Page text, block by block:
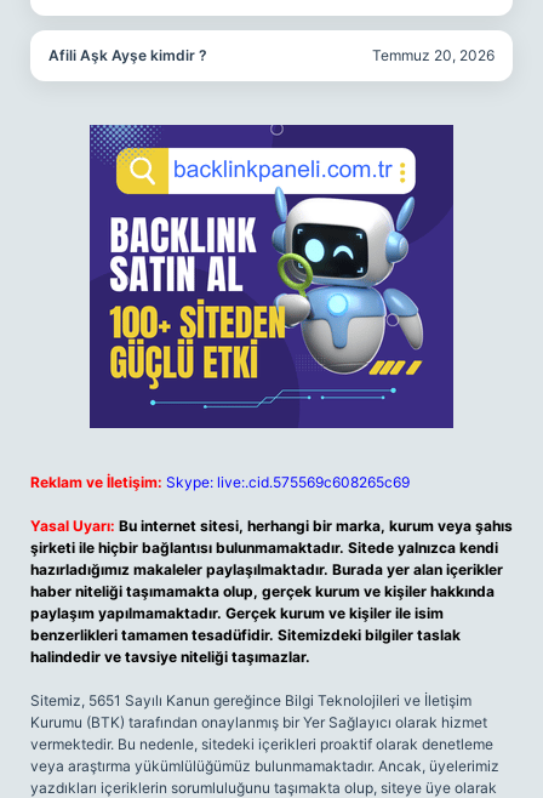
Afili Aşk Ayşe kimdir ? Temmuz 20, 2026
Reklam ve İletişim: Skype: live:.cid.575569c608265c69
Yasal Uyarı: Bu internet sitesi, herhangi bir marka, kurum veya şahıs
şirketi ile hiçbir bağlantısı bulunmamaktadır. Sitede yalnızca kendi
hazırladığımız makaleler paylaşılmaktadır. Burada yer alan içerikler
haber niteliği taşımamakta olup, gerçek kurum ve kişiler hakkında
paylaşım yapılmamaktadır. Gerçek kurum ve kişiler ile isim
benzerlikleri tamamen tesadüfidir. Sitemizdeki bilgiler taslak
halindedir ve tavsiye niteliği taşımazlar.
Sitemiz, 5651 Sayılı Kanun gereğince Bilgi Teknolojileri ve İletişim
Kurumu (BTK) tarafından onaylanmış bir Yer Sağlayıcı olarak hizmet
vermektedir. Bu nedenle, sitedeki içerikleri proaktif olarak denetleme
veya araştırma yükümlülüğümüz bulunmamaktadır. Ancak, üyelerimiz
yazdıkları içeriklerin sorumluluğunu taşımakta olup, siteye üye olarak